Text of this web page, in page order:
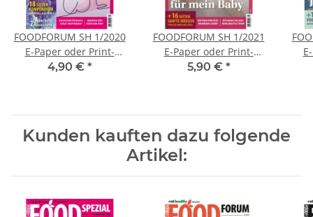
FOODFORUM SH 1/2020
E-Paper oder Print-
Ausgabe
4,90 € *
FOODFORUM SH 1/2021
E-Paper oder Print-
Ausgabe
5,90 € *
Kunden kauften dazu folgende
Artikel: